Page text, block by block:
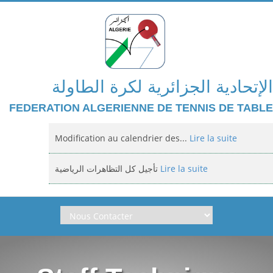
الإتحادية الجزائرية لكرة الطاولة
FEDERATION ALGERIENNE DE TENNIS DE TABLE
Modification au calendrier des... Lire la suite
تأجيل كل التظاهرات الرياضية Lire la suite
Domiciliation des compétitions...Lire la suite